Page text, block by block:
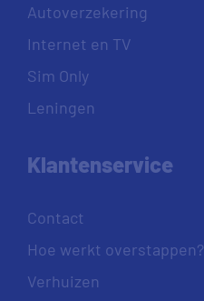
Autoverzekering
Internet en TV
Sim Only
Leningen
Klantenservice
Contact
Hoe werkt overstappen?
Verhuizen